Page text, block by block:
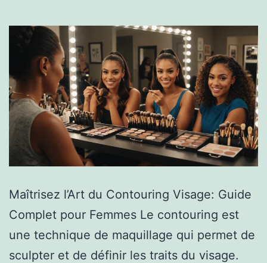
Maîtrisez l’Art du Contouring Visage: Guide
Complet pour Femmes Le contouring est
une technique de maquillage qui permet de
sculpter et de définir les traits du visage.